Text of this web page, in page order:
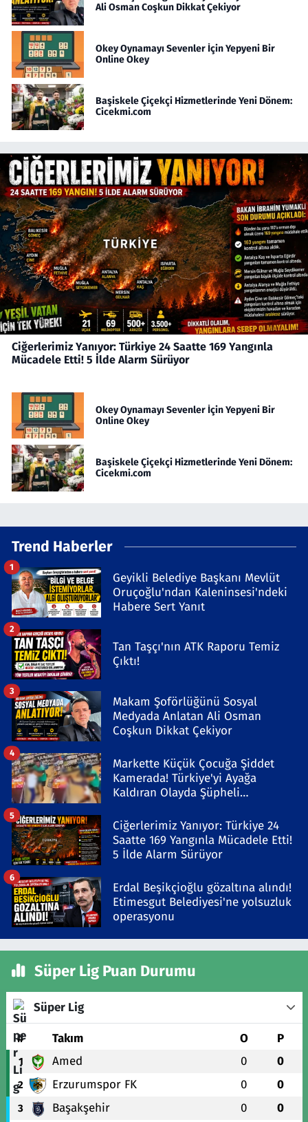
Ali Osman Coşkun Dikkat Çekiyor
Okey Oynamayı Sevenler İçin Yepyeni Bir
Online Okey
Başiskele Çiçekçi Hizmetlerinde Yeni Dönem:
Cicekmi.com
Ciğerlerimiz Yanıyor: Türkiye 24 Saatte 169 Yangınla
Mücadele Etti! 5 İlde Alarm Sürüyor
Okey Oynamayı Sevenler İçin Yepyeni Bir
Online Okey
Başiskele Çiçekçi Hizmetlerinde Yeni Dönem:
Cicekmi.com
Trend Haberler
Geyikli Belediye Başkanı Mevlüt
Oruçoğlu'ndan Kaleninsesi'ndeki
Habere Sert Yanıt
1
Tan Taşçı'nın ATK Raporu Temiz
Çıktı!
2
Makam Şoförlüğünü Sosyal
Medyada Anlatan Ali Osman
Coşkun Dikkat Çekiyor
3
Markette Küçük Çocuğa Şiddet
Kamerada! Türkiye'yi Ayağa
Kaldıran Olayda Şüpheli
4
Ciğerlerimiz Yanıyor: Türkiye 24
Saatte 169 Yangınla Mücadele Etti!
5 İlde Alarm Sürüyor
5
Erdal Beşikçioğlu gözaltına alındı!
Etimesgut Belediyesi'ne yolsuzluk
operasyonu
6
Süper Lig Puan Durumu
Süper Lig
# Takım O P
1 Amed 0 0
2 Erzurumspor FK 0 0
3 Başakşehir 0 0